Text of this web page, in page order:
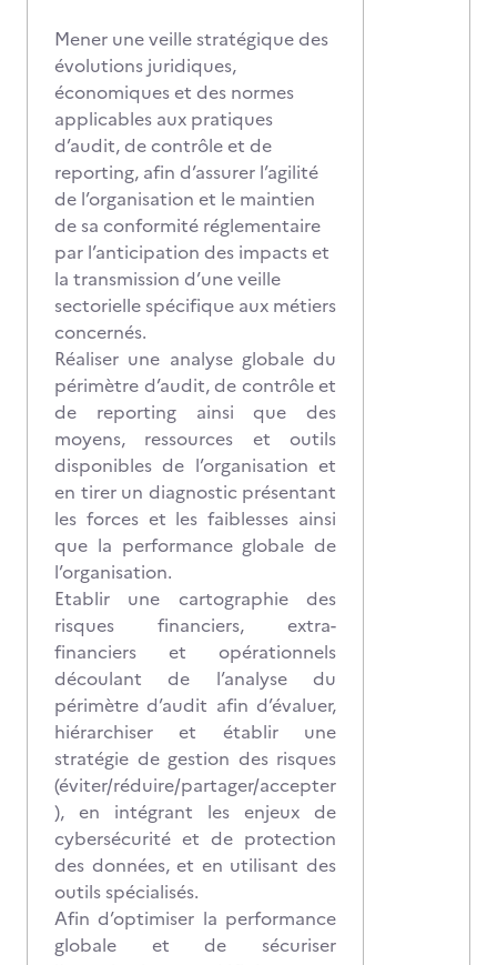
Mener une veille stratégique des
évolutions juridiques,
économiques et des normes
applicables aux pratiques
d’audit, de contrôle et de
reporting, afin d’assurer l’agilité
de l’organisation et le maintien
de sa conformité réglementaire
par l’anticipation des impacts et
la transmission d’une veille
sectorielle spécifique aux métiers
concernés.
Réaliser une analyse globale du
périmètre d’audit, de contrôle et
de reporting ainsi que des
moyens, ressources et outils
disponibles de l’organisation et
en tirer un diagnostic présentant
les forces et les faiblesses ainsi
que la performance globale de
l’organisation.
Etablir une cartographie des
risques financiers, extra-
financiers et opérationnels
découlant de l’analyse du
périmètre d’audit afin d’évaluer,
hiérarchiser et établir une
stratégie de gestion des risques
(éviter/réduire/partager/accepter
), en intégrant les enjeux de
cybersécurité et de protection
des données, et en utilisant des
outils spécialisés.
Afin d’optimiser la performance
globale et de sécuriser